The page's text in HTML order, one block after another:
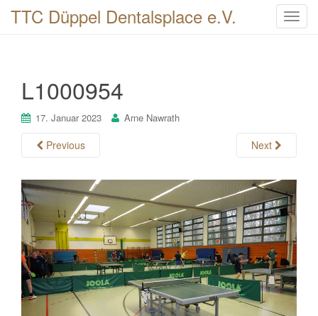
T
g
a
t
o
n
TTC Düppel Dentalsplace e.V.
L1000954
17. Januar 2023 Arne Nawrath
Previous Next